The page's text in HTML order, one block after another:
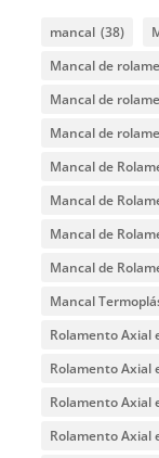
mancal (38)
Mancal de
Mancal de
Mancal de
Mancal de
Mancal de
Mancal de
Mancal de
Mancal
Rolamento Axial
Rolamento Axial
Rolamento Axial
Rolamento Axial